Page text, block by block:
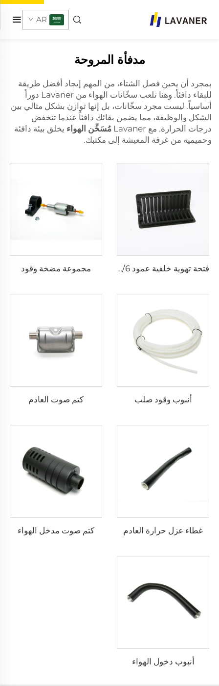
AR
مدفأة المروحة
بمجرد أن يحين فصل الشتاء، من المهم إيجاد أفضل طريقة
للبقاء دافئاً. وهنا تلعب سخّانات الهواء من Lavaner دوراً
أساسياً. ليست مجرد سخّانات، بل إنها توازن بشكل مثالي بين
الشكل والوظيفة، مما يضمن بقائك دافئاً عندما تنخفض
درجات الحرارة. مع Lavaner
مُسَخِّن الهواء يخلق بيئة دافئة
وحميمية من غرفة المعيشة إلى مكتبك.
فتحة تهوية خلفية عمود B T5/6 مجموعة مضخة وقود
أنبوب وقود صلب كتم صوت العادم
غطاء عزل حرارة العادم كتم صوت مدخل الهواء
أنبوب دخول الهواء